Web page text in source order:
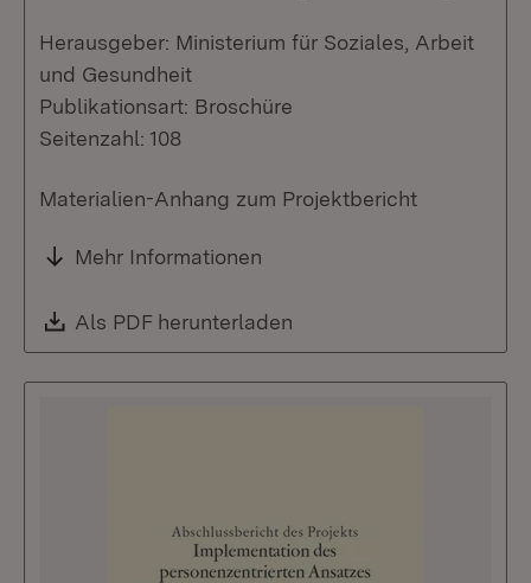
Herausgeber: Ministerium für Soziales, Arbeit
und Gesundheit
Publikationsart: Broschüre
Seitenzahl: 108
Materialien-Anhang zum Projektbericht
Mehr Informationen
Download:
Als PDF herunterladen